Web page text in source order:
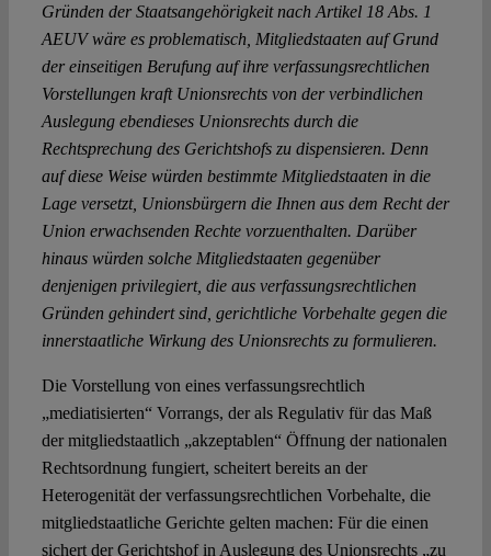
Gründen der Staatsangehörigkeit nach Artikel 18 Abs. 1
AEUV wäre es problematisch, Mitgliedstaaten auf Grund
der einseitigen Berufung auf ihre verfassungsrechtlichen
Vorstellungen kraft Unionsrechts von der verbindlichen
Auslegung ebendieses Unionsrechts durch die
Rechtsprechung des Gerichtshofs zu dispensieren. Denn
auf diese Weise würden bestimmte Mitgliedstaaten in die
Lage versetzt, Unionsbürgern die Ihnen aus dem Recht der
Union erwachsenden Rechte vorzuenthalten. Darüber
hinaus würden solche Mitgliedstaaten gegenüber
denjenigen privilegiert, die aus verfassungsrechtlichen
Gründen gehindert sind, gerichtliche Vorbehalte gegen die
innerstaatliche Wirkung des Unionsrechts zu formulieren.
Die Vorstellung von eines verfassungsrechtlich
„mediatisierten“ Vorrangs, der als Regulativ für das Maß
der mitgliedstaatlich „akzeptablen“ Öffnung der nationalen
Rechtsordnung fungiert, scheitert bereits an der
Heterogenität der verfassungsrechtlichen Vorbehalte, die
mitgliedstaatliche Gerichte gelten machen: Für die einen
sichert der Gerichtshof in Auslegung des Unionsrechts „zu